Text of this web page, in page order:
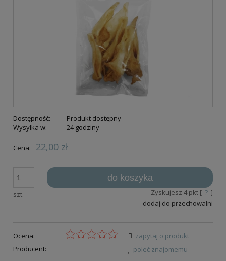
Dostępność:
Produkt dostępny
Wysyłka w:
24 godziny
Cena: 22,00 zł
szt.
do koszyka
Zyskujesz 4pkt [ ? ]
dodaj do przechowalni
Ocena:
Producent:
zapytaj o produkt
poleć znajomemu